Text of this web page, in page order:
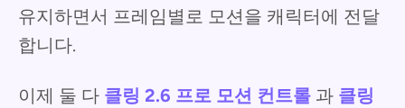
유지하면서 프레임별로 모션을 캐릭터에 전달
합니다.
이제 둘 다 클링 2.6 프로 모션 컨트롤 과 클링